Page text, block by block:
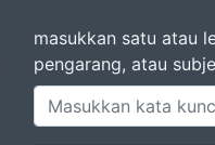
masukkan satu atau
pengarang, atau